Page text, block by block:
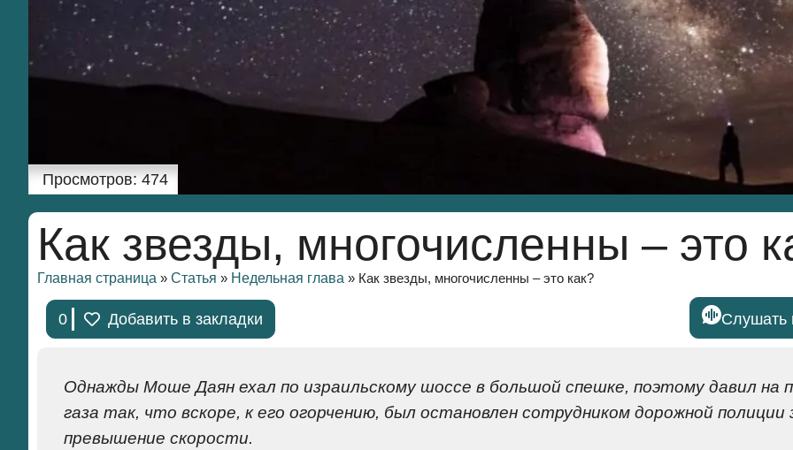
Просмотров: 474
Как звезды, многочисленны – это
Главная страница » Статья » Недельная глава » Как звезды, многочисленны – это как?
0 Добавить в закладки Слушать
Однажды Моше Даян ехал по израильскому шоссе в большой спешке, поэтому давил на
газа так, что вскоре, к его огорчению, был остановлен сотрудником дорожной полиции
превышение скорости.